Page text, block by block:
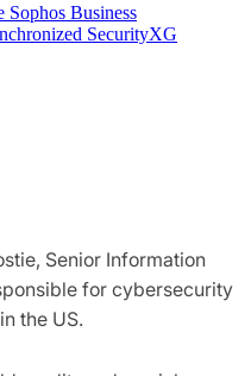
Business
SecurityXG
Senior Information
for cybersecurity
the US.